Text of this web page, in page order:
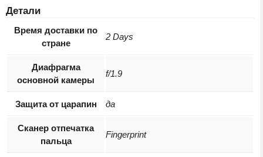
Детали
Время доставки по
стране
2 Days
Диафрагма
основной камеры
f/1.9
Защита от царапин да
Сканер отпечатка
пальца
Fingerprint